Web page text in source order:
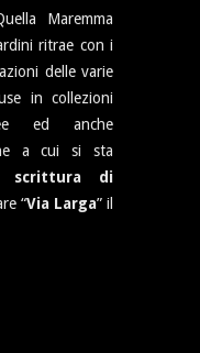
Maremma
ritrae con i
delle varie
in collezioni
ed anche
a cui si sta
scrittura di
“Via Larga” il